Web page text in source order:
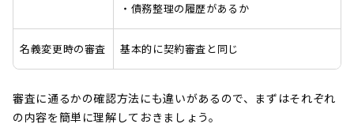
・債務整理の履歴があるか
名義変更時の審査 基本的に契約審査と同じ
審査に通るかの確認方法にも違いがあるので、まずはそれぞれ
の内容を簡単に理解しておきましょう。